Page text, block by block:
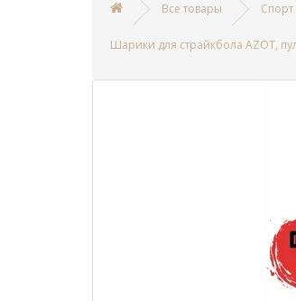
Все товары
Шарики для страйкбола AZOT,